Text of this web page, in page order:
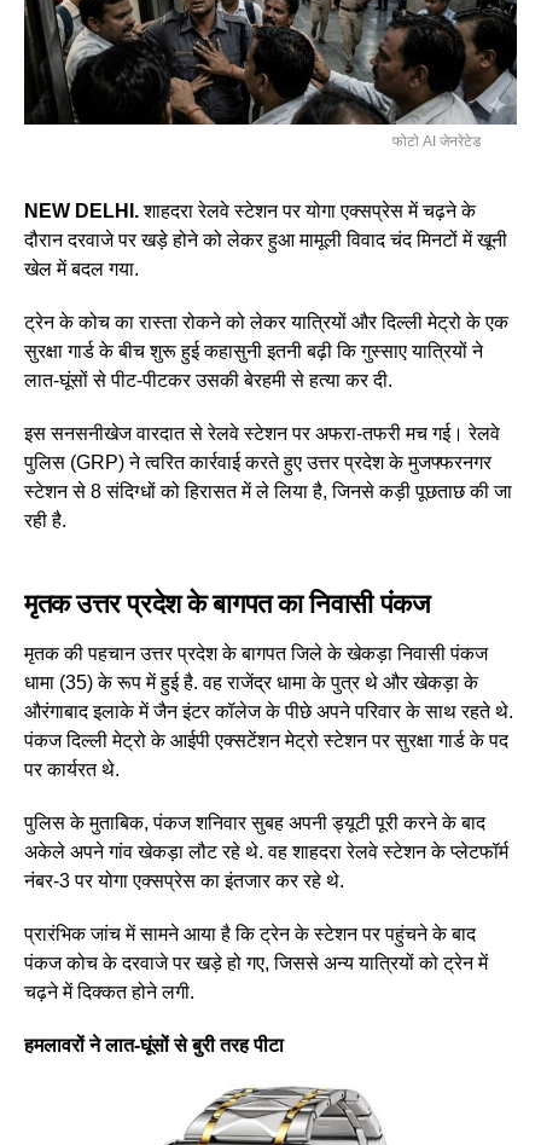
फोटो AI जेनरेटेड
NEW DELHI.शाहदरा रेलवे स्टेशन पर योगा एक्सप्रेस में चढ़ने के
दौरान दरवाजे पर खड़े होने को लेकर हुआ मामूली विवाद चंद मिनटों में खूनी
खेल में बदल गया.
ट्रेन के कोच का रास्ता रोकने को लेकर यात्रियों और दिल्ली मेट्रो के एक
सुरक्षा गार्ड के बीच शुरू हुई कहासुनी इतनी बढ़ी कि गुस्साए यात्रियों ने
लात-घूंसों से पीट-पीटकर उसकी बेरहमी से हत्या कर दी.
इस सनसनीखेज वारदात से रेलवे स्टेशन पर अफरा-तफरी मच गई। रेलवे
पुलिस (GRP) ने त्वरित कार्रवाई करते हुए उत्तर प्रदेश के मुजफ्फरनगर
स्टेशन से 8 संदिग्धों को हिरासत में ले लिया है, जिनसे कड़ी पूछताछ की जा
रही है.
मृतक उत्तर प्रदेश के बागपत का निवासी पंकज
मृतक की पहचान उत्तर प्रदेश के बागपत जिले के खेकड़ा निवासी पंकज
धामा (35) के रूप में हुई है. वह राजेंद्र धामा के पुत्र थे और खेकड़ा के
औरंगाबाद इलाके में जैन इंटर कॉलेज के पीछे अपने परिवार के साथ रहते थे.
पंकज दिल्ली मेट्रो के आईपी एक्सटेंशन मेट्रो स्टेशन पर सुरक्षा गार्ड के पद
पर कार्यरत थे.
पुलिस के मुताबिक, पंकज शनिवार सुबह अपनी ड्यूटी पूरी करने के बाद
अकेले अपने गांव खेकड़ा लौट रहे थे. वह शाहदरा रेलवे स्टेशन के प्लेटफॉर्म
नंबर-3 पर योगा एक्सप्रेस का इंतजार कर रहे थे.
प्रारंभिक जांच में सामने आया है कि ट्रेन के स्टेशन पर पहुंचने के बाद
पंकज कोच के दरवाजे पर खड़े हो गए, जिससे अन्य यात्रियों को ट्रेन में
चढ़ने में दिक्कत होने लगी.
हमलावरों ने लात-घूंसों से बुरी तरह पीटा